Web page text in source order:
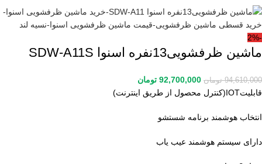
-2%
ماشین ظرفشویی13نفره اسنوا SDW-A11S
94,610,000 تومان 92,700,000 تومان
قابلیتIOT(کنترل محصول از طریق اینترنت)
انتخاب هوشمند برنامه شستشو
دارای سیستم هوشمند عیب یاب